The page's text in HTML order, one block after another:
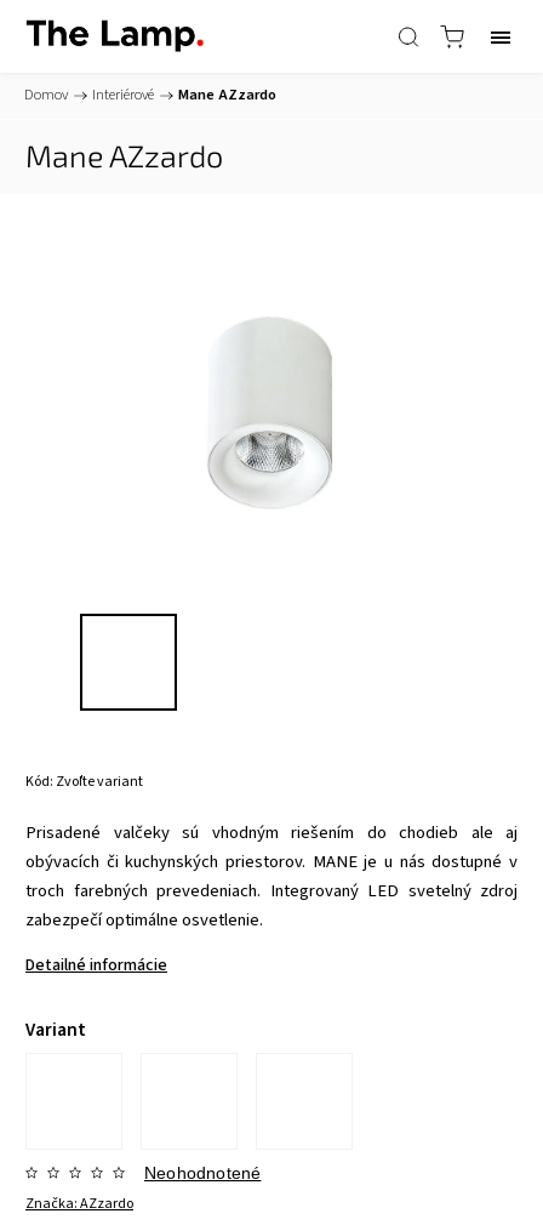
Domov / Interiérové / ManeAZzardo
Mane AZzardo
Kód: Zvoľte variant
Prisadené valčeky sú vhodným riešením do chodieb ale aj
obývacích či kuchynských priestorov. MANE je u nás dostupné v
troch farebných prevedeniach. Integrovaný LED svetelný zdroj
zabezpečí optimálne osvetlenie.
Detailné informácie
Variant
Značka:AZzardo
Neohodnotené